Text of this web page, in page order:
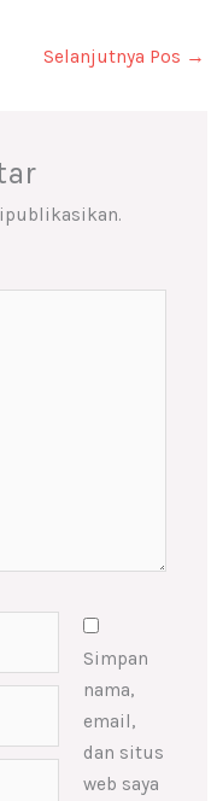
Selanjutnya Pos →
Simpan
nama,
email,
dan situs
web saya